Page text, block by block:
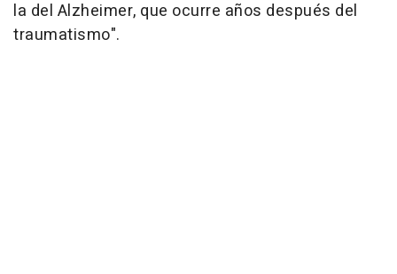
la del Alzheimer, que ocurre años después del
traumatismo".